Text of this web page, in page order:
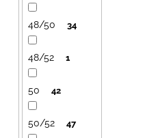
48/50 34
48/52 1
50 42
50/52 47